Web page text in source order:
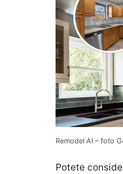
Remodel AI – foto
Potete